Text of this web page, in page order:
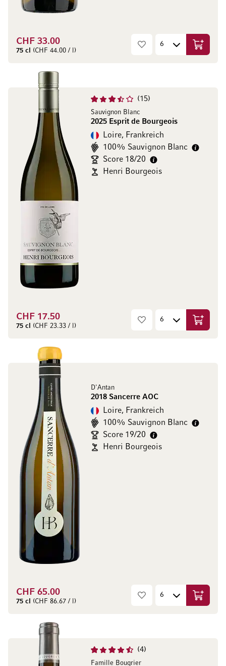
CHF 33.00
75 cl (CHF 44.00 / l) In den
15
Sauvignon Blanc
2025 Esprit de Bourgeois
Loire, Frankreich
100% Sauvignon Blanc
Score 18/20
Henri Bourgeois
CHF 17.50
75 cl (CHF 23.33 / l) In den
D'Antan
2018 Sancerre AOC
Loire, Frankreich
100% Sauvignon Blanc
Score 19/20
Henri Bourgeois
CHF 65.00
75 cl (CHF 86.67 / l) In den
4
Famille Bougrier